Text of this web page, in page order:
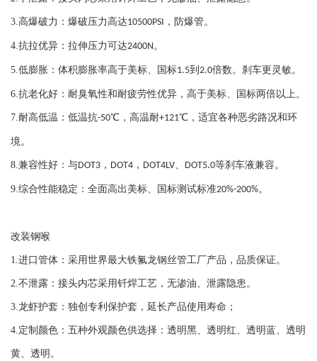
3.高爆破力：爆破压力高达10500PSI ，防爆管。
4.抗拉优异：拉伸压力可达2400N。
5.低膨胀：体积膨胀率高于美标、国标1.5到 2.0倍数。刹车更灵敏。
6.抗老化好：耐臭氧性和耐疲劳性优异，高于美标、国标两倍以上。
7.耐高低温：低温抗-50℃，高温耐+121℃，适宜各种恶劣路况和环
境。
8.兼容性好：与DOT3 ， DOT4 ， DOT4LV、 DOT5.0等刹车液兼容。
9.综合性能稳定：全面高出美标、国标测试标准20%-200%。
改装钢喉
1.进口管体：采用世界最大铁氟龙钢丝管工厂产品，品质保证。
2.不泄露：接头内芯采用钎焊工艺，无渗油、泄露隐患。
3.龙虾护套：独创专利保护套，延长产品使用寿命；
4.定制颜色：五种外观颜色供选择：透明黑、透明红、透明蓝、透明
黄、透明。